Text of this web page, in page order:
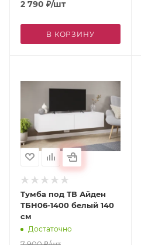
2 790 ₽/шт
В КОРЗИНУ
Тумба под ТВ Айден
ТБН06-1400 белый 140
см
Достаточно